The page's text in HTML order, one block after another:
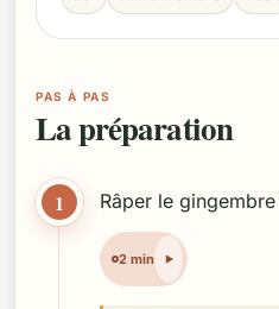
PAS À PAS
La préparation
1 Râper le
2 min